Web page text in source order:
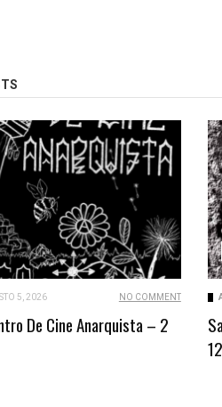
5, 2026 NO COMMENT
De Cine Anarquista – 2